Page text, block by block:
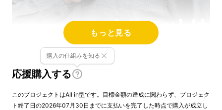
もっと見る
応援購入する
購入の仕組みを知る
このプロジェクトはAll in型です。目標金額の達成に関わらず、プロジェク
ト終了日の2026年07月30日までに支払いを完了した時点で購入が成立し